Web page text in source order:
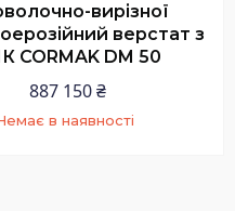
вирізної
верстат з
CORMAK DM 50
887 150 ₴
в наявності